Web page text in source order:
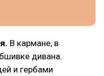
В кармане, в
дивана.
и гербами